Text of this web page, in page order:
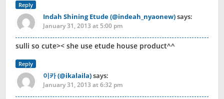
Reply
Indah Shining Etude (@indeah_nyaonew)says:
January 31, 2013 at 5:00 pm
sulli so cute>< she use etude house product^^
Reply
이카 (@ikalaila)says:
January 31, 2013 at 6:32 pm